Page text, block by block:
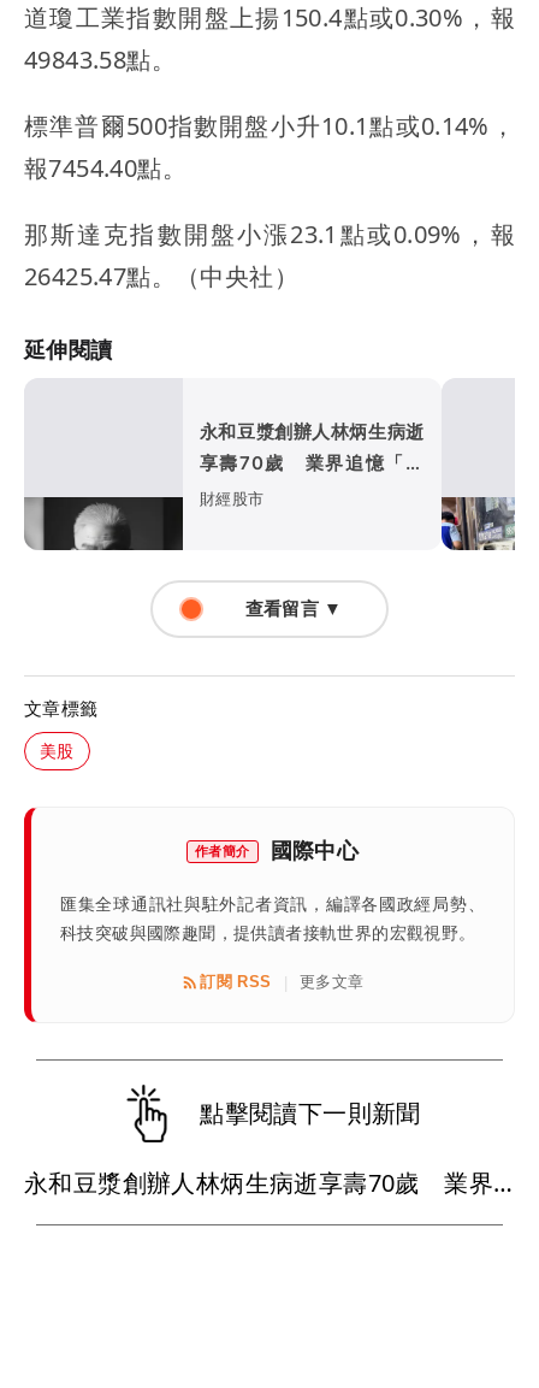
道瓊工業指數開盤上揚150.4點或0.30%，報
49843.58點。
標準普爾500指數開盤小升10.1點或0.14%，
報7454.40點。
那斯達克指數開盤小漲23.1點或0.09%，報
26425.47點。（中央社）
延伸閱讀
永和豆漿創辦人林炳生病逝
享壽70歲 業界追憶「照
亮別人的燈塔」
財經股市
查看留言 ▼
文章標籤
美股
作者簡介 國際中心
匯集全球通訊社與駐外記者資訊，編譯各國政經局勢、
科技突破與國際趣聞，提供讀者接軌世界的宏觀視野。
訂閱 RSS | 更多文章
點擊閱讀下一則新聞
永和豆漿創辦人林炳生病逝享壽70歲 業界追憶「照亮別人的燈塔」